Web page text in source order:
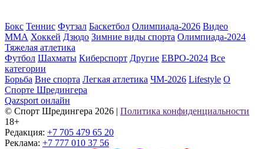
Бокс Теннис Футзал Баскетбол Олимпиада-2026 Видео
ММА Хоккей Дзюдо Зимние виды спорта Олимпиада-2024
Тяжелая атлетика
Футбол Шахматы Киберспорт Другие ЕВРО-2024 Все
категории
Борьба Вне спорта Легкая атлетика ЧМ-2026 Lifestyle О
Спорте Шредингера
Qazsport онлайн
© Cпорт Шредингера 2026 | Политика конфиденциальности
18+
Редакция: +7 705 479 65 20
Реклама: +7 777 010 37 56